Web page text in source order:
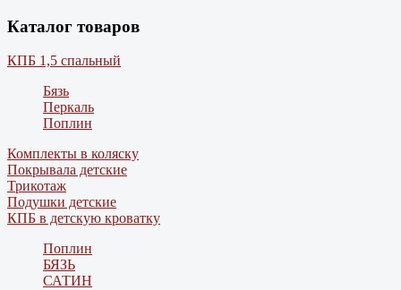
Каталог товаров
КПБ 1,5 спальный
Бязь
Перкаль
Поплин
Комплекты в коляску
Покрывала детские
Трикотаж
Подушки детские
КПБ в детскую кроватку
Поплин
БЯЗЬ
САТИН